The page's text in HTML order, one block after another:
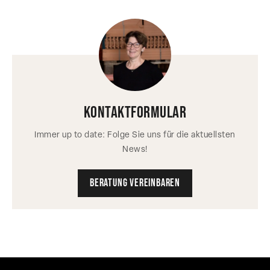
kontaktformular
Immer up to date: Folge Sie uns für die aktuellsten
News!
Beratung vereinbaren